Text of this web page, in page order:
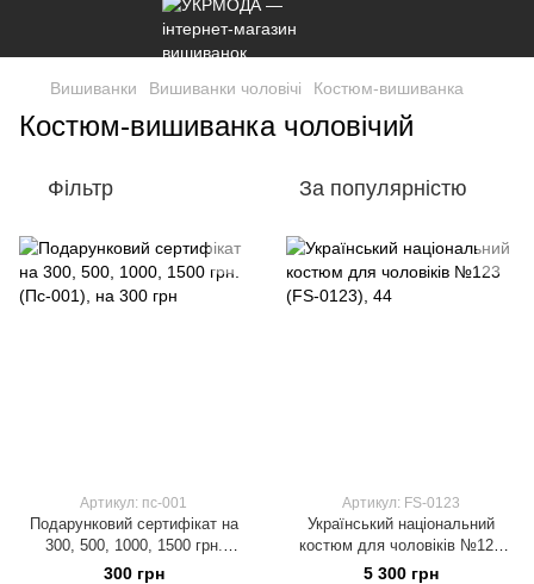
Вишиванки Вишиванки чоловічі Костюм-вишиванка
Костюм-вишиванка чоловічий
Фільтр За популярністю
Артикул: пс-001
Подарунковий сертифікат на
300, 500, 1000, 1500 грн.
(Пс-001), на 300 грн
300 грн
Артикул: FS-0123
Український національний
костюм для чоловіків №123
(FS-0123), 44
5 300 грн